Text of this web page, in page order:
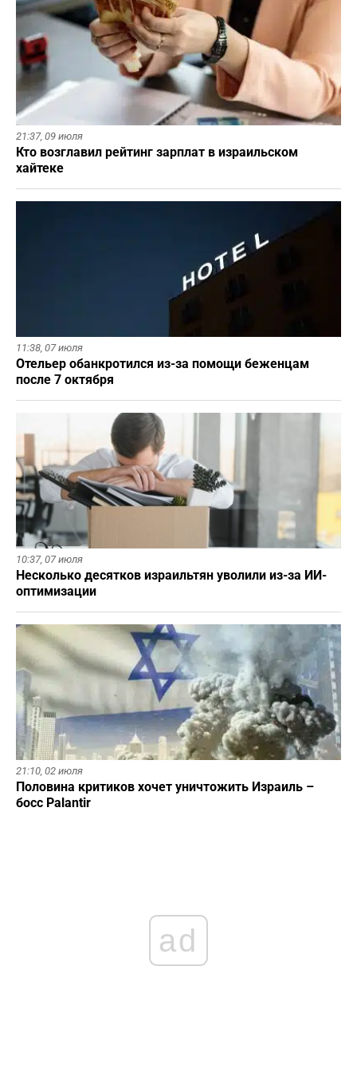
21:37, 09 июля
Кто возглавил рейтинг зарплат в израильском
хайтеке
11:38, 07 июля
Отельер обанкротился из-за помощи беженцам
после 7 октября
10:37, 07 июля
Несколько десятков израильтян уволили из-за ИИ-
оптимизации
21:10, 02 июля
Половина критиков хочет уничтожить Израиль –
босс Palantir
ad